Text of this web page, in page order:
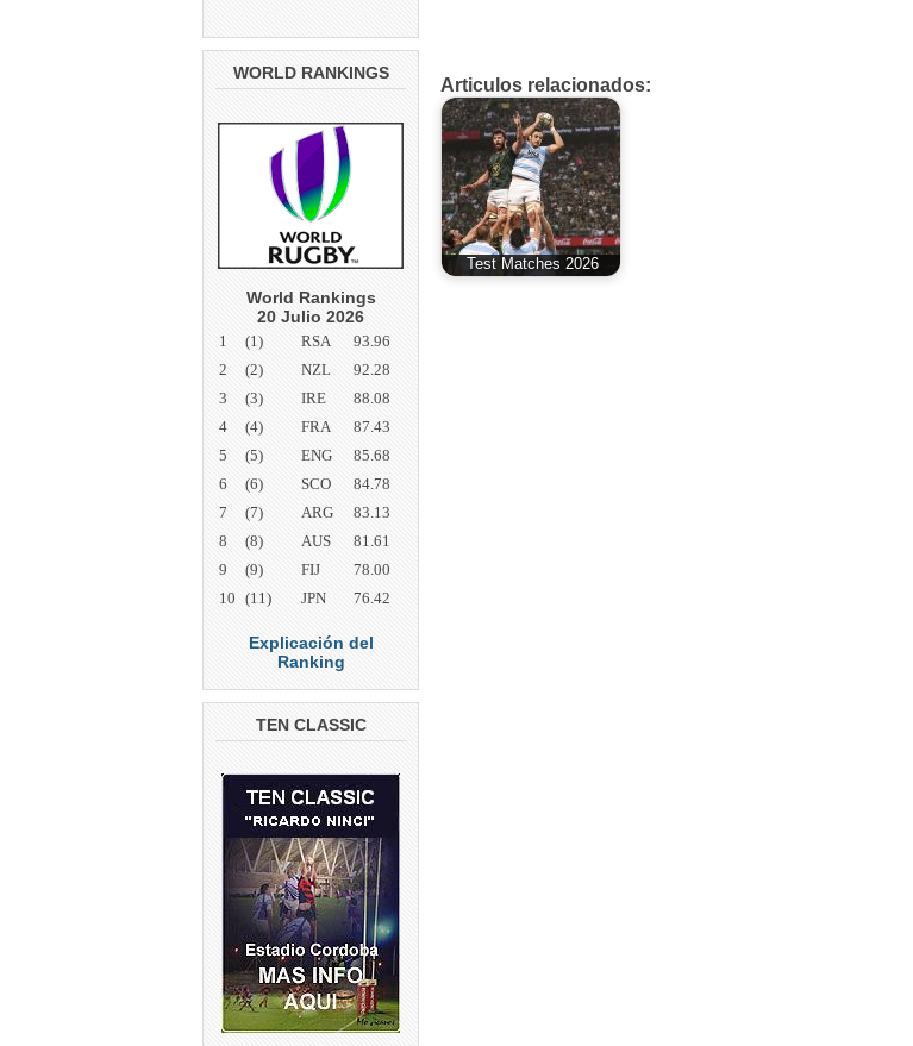
WORLD RANKINGS
World Rankings
20 Julio 2026
1 (1) RSA
93.96
2
(2) NZL
92.28
3
(3) IRE
88.08
4
(4) FRA
87.43
5
(5) ENG
85.68
6
(6) SCO
84.78
7
(7) ARG
83.13
8
(8) AUS
81.61
9
(9) FIJ
78.00
10 (11) JPN 76.42
Explicación del
Ranking
TEN CLASSIC
Articulos relacionados:
Test Matches 2026